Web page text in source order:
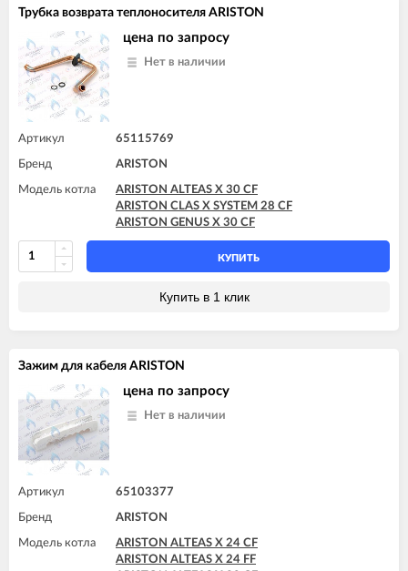
Трубка возврата теплоносителя ARISTON
цена по запросу
Нет в наличии
Артикул 65115769
Бренд ARISTON
Модель котла
ARISTON ALTEAS X 30 CF
ARISTON CLAS X SYSTEM 28 CF
ARISTON GENUS X 30 CF
КУПИТЬ
Купить в 1 клик
Зажим для кабеля ARISTON
цена по запросу
Нет в наличии
Артикул 65103377
Бренд ARISTON
Модель котла
ARISTON ALTEAS X 24 CF
ARISTON ALTEAS X 24 FF